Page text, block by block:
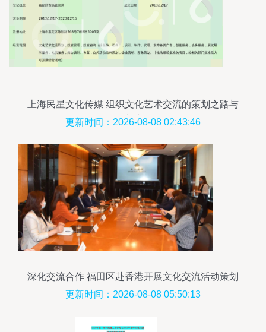
上海民星文化传媒 组织文化艺术交流的策划之路与
实践
更新时间：2026-08-08 02:43:46
深化交流合作 福田区赴香港开展文化交流活动策划
更新时间：2026-08-08 05:50:13